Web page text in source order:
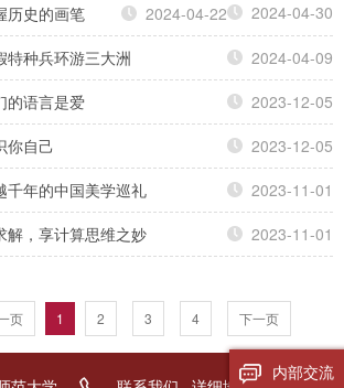
2024-04-30
历史的画笔
2024-04-22
特种兵环游三大洲
2024-04-09
的语言是爱
2023-12-05
你自己
2023-12-05
千年的中国美学巡礼
2023-11-01
解，享计算思维之妙
2023-11-01
页 1 2 3 4 下一页
内部交流